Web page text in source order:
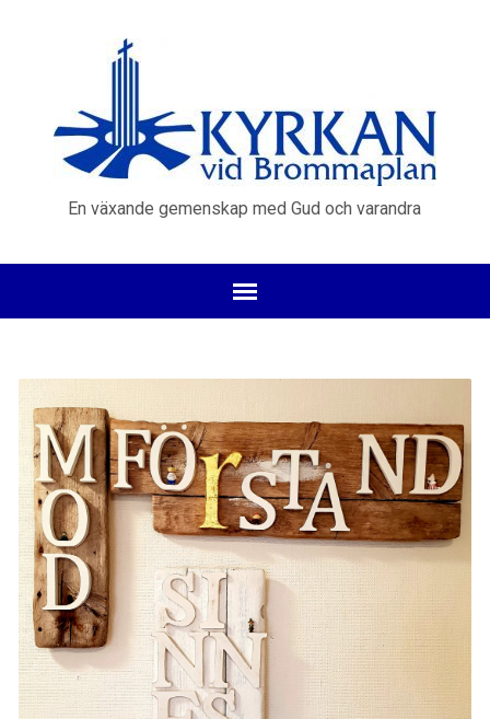
En växande gemenskap med Gud och varandra